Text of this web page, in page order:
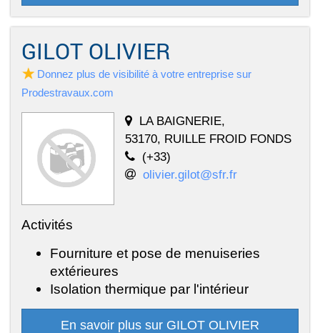
GILOT OLIVIER
Donnez plus de visibilité à votre entreprise sur
Prodestravaux.com
LA BAIGNERIE,
53170, RUILLE FROID FONDS
(+33)
olivier.gilot@sfr.fr
Activités
Fourniture et pose de menuiseries
extérieures
Isolation thermique par l'intérieur
En savoir plus sur GILOT OLIVIER